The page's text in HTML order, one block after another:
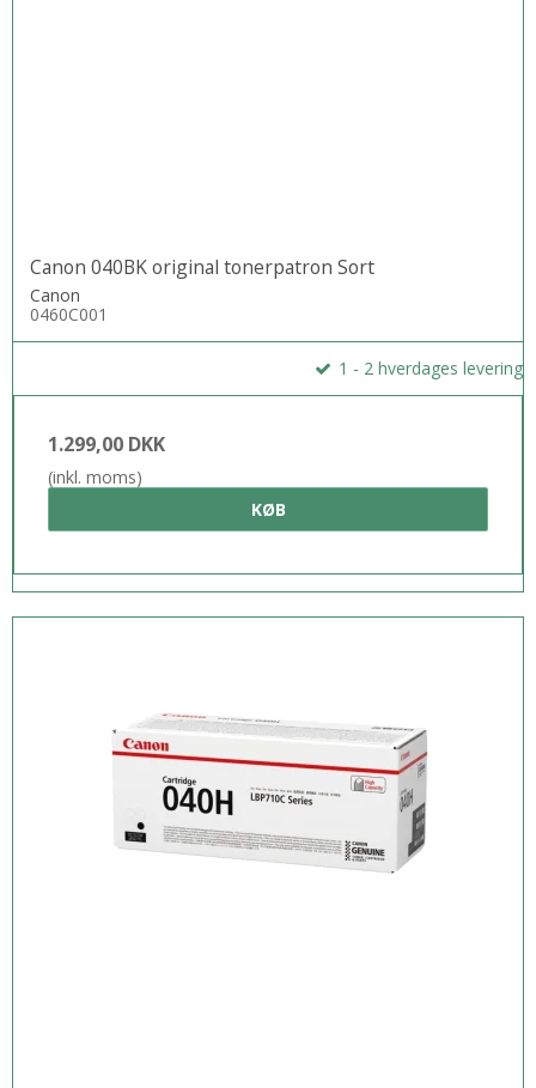
Canon 040BK original tonerpatron Sort
Canon
0460C001
1 - 2 hverdages levering
1.299,00 DKK
(inkl. moms)
KØB